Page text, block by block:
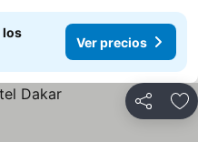
los
Ver precios
Compartir